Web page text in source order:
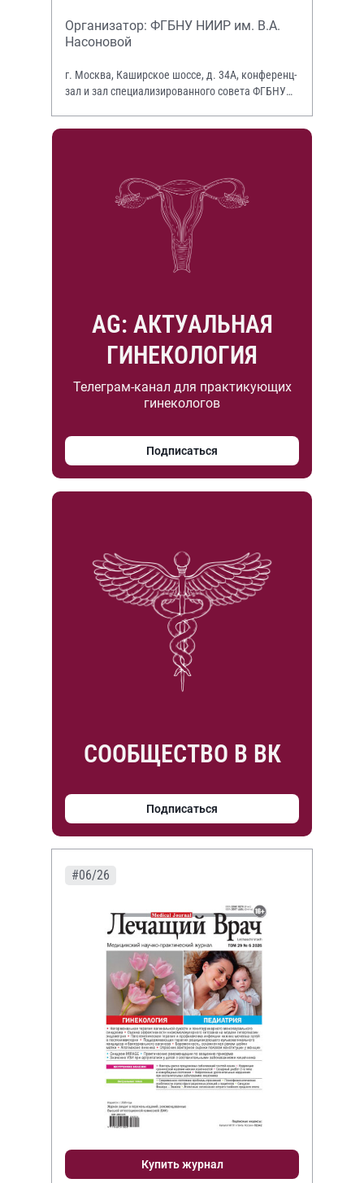
Организатор: ФГБНУ НИИР им. В.А.
Насоновой
г. Москва, Каширское шоссе, д. 34А, конференц-
зал и зал специализированного совета ФГБНУ
AG: АКТУАЛЬНАЯ
ГИНЕКОЛОГИЯ
Телеграм-канал для практикующих
гинекологов
Подписаться
СООБЩЕСТВО В ВК
Подписаться
#06/26
Купить журнал